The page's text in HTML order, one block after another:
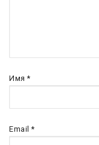
Имя*
Email*